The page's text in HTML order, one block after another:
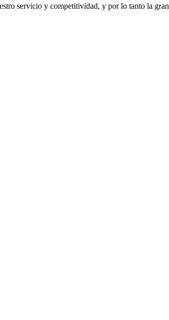
servicio y competitividad, y por lo tanto la gran